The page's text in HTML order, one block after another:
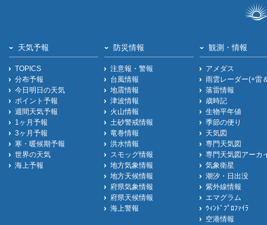
天気予報
TOPICS
分布予報
今日明日の天気
ポイント予報
週間天気予報
1ヶ月予報
3ヶ月予報
寒・暖候期予報
世界の天気
海上予報
防災情報
注意報・警報
台風情報
地震情報
津波情報
火山情報
土砂警戒情報
竜巻情報
洪水情報
スモッグ情報
地方気象情報
地方天候情報
府県気象情報
府県天候情報
海上警報
観測・情報
アメダス
雨雲レーダー(+雷
落雷情報
歳時記
生物平年値
季節の便り
天気図
専門天気図
専門天気図アーカ
気象衛星
潮汐・日出没
紫外線情報
エマグラム
ｳｨﾝﾄﾞﾌﾟﾛﾌｧｲﾗ
空港情報